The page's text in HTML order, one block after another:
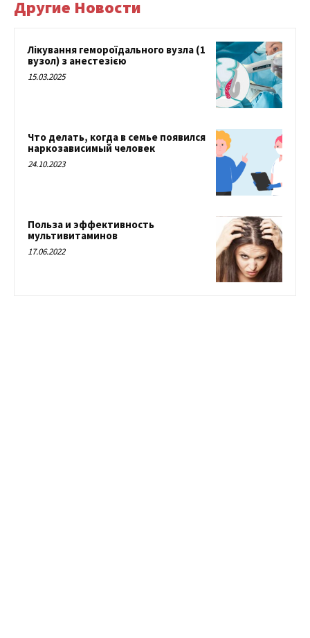
Другие Новости
Лікування гемороїдального вузла (1
вузол) з анестезією
15.03.2025
Что делать, когда в семье появился
наркозависимый человек
24.10.2023
Польза и эффективность
мультивитаминов
17.06.2022